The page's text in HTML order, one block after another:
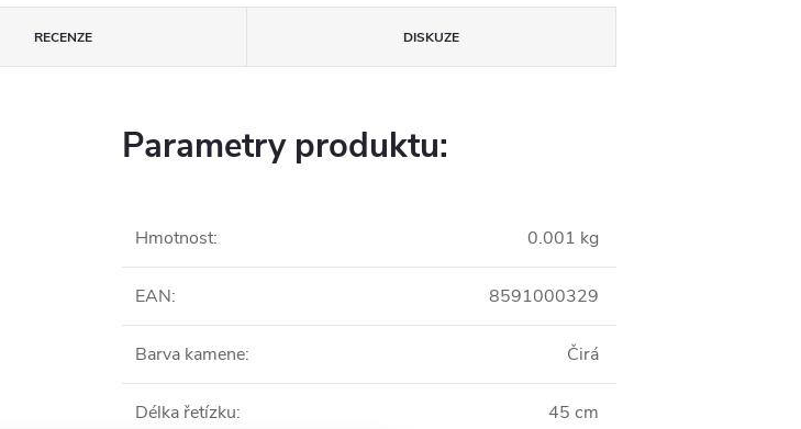
RECENZE DISKUZE
Parametry produktu:
Hmotnost: 0.001 kg
EAN: 8591000329
Barva kamene: Čirá
Délka řetízku: 45 cm